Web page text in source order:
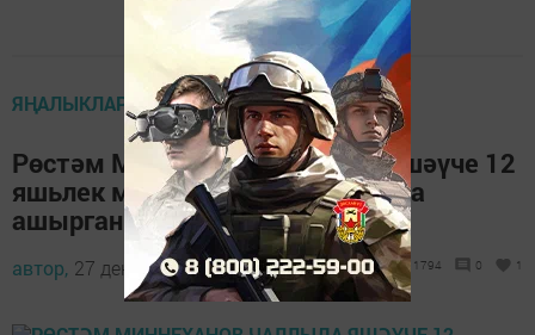
ЯҢАЛЫКЛАР ТАСМАСЫ
Рөстәм Миңнеханов Чаллыда яшәүче 12
яшьлек малайның хыялын чынга
ашырган
автор, 27 декабрь 2022 - 11:06 1794 0 1